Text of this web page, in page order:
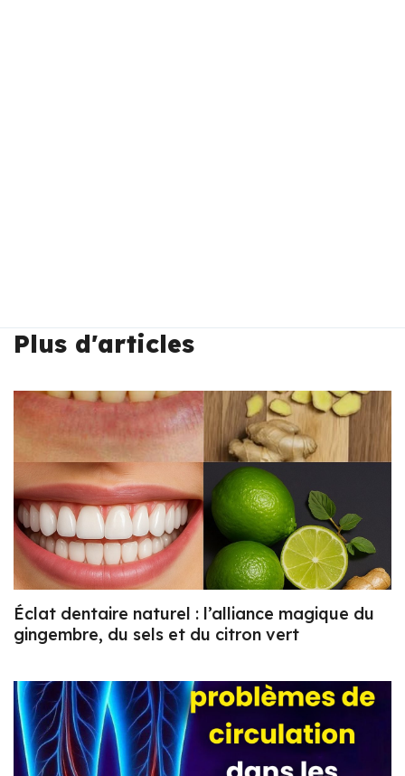
Plus d'articles
Éclat dentaire naturel : l’alliance magique du
gingembre, du sels et du citron vert